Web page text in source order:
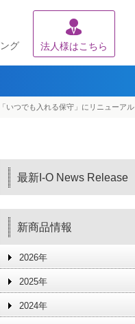
グ 法人様はこちら
いつでも入れる保守」にリニューアル
最新I-O News Release
新商品情報
2026年
2025年
2024年